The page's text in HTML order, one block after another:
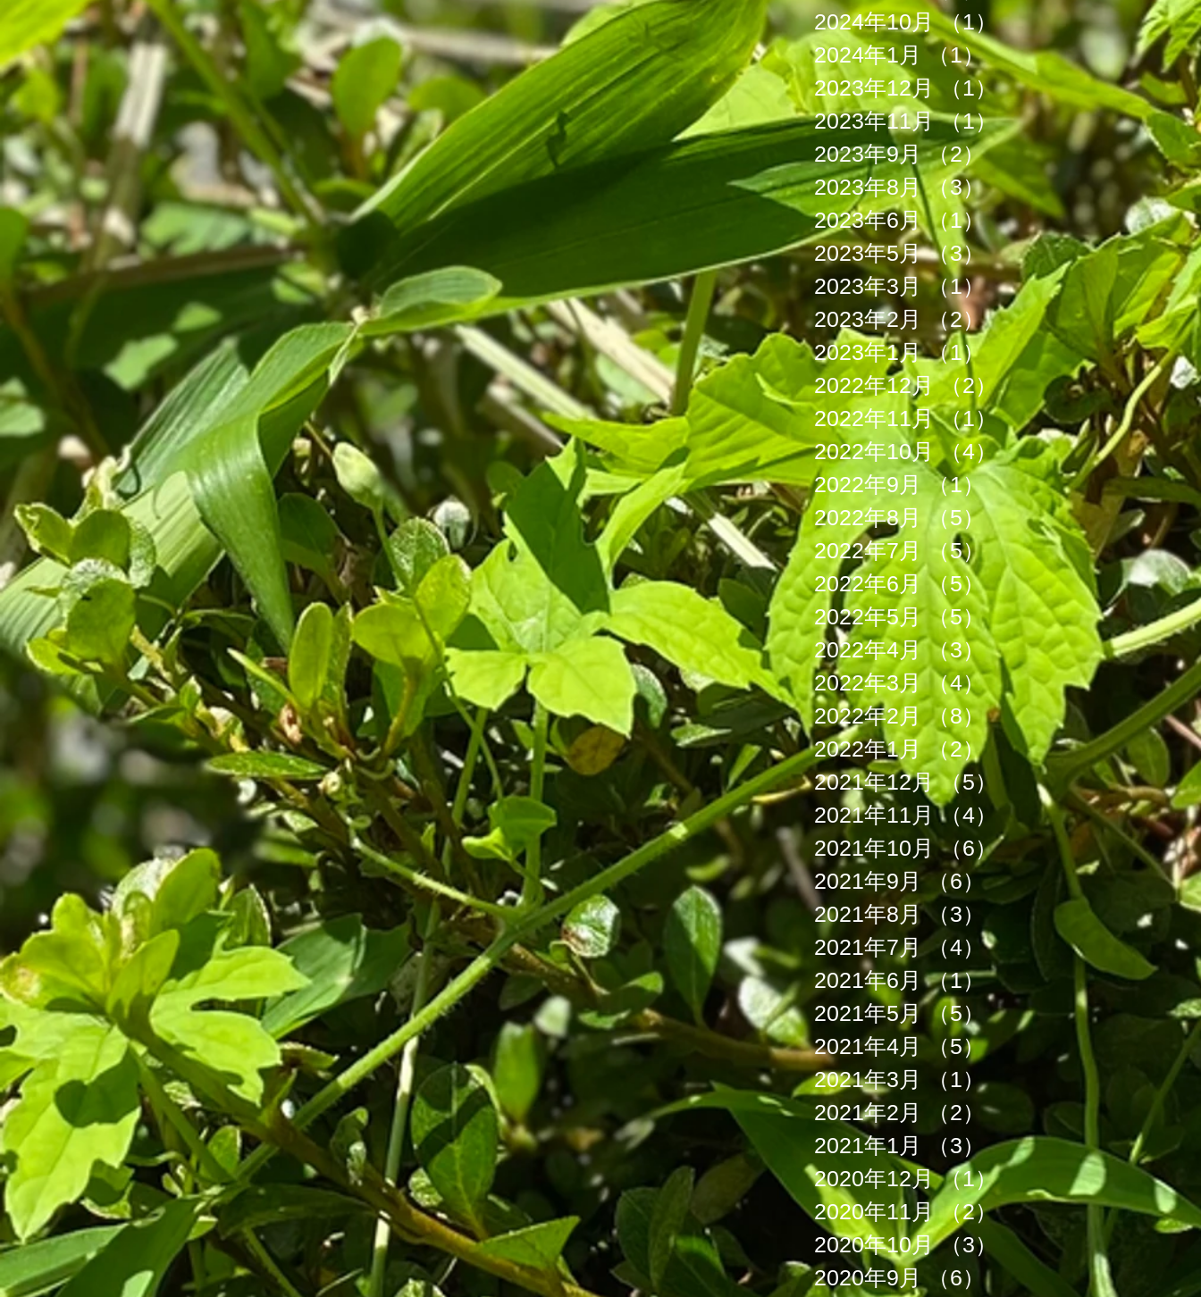
2024年10月 （1）1件の記事
2024年1月 （1）1件の記事
2023年12月 （1）1件の記事
2023年11月 （1）1件の記事
2023年9月 （2）2件の記事
2023年8月 （3）3件の記事
2023年6月 （1）1件の記事
2023年5月 （3）3件の記事
2023年3月 （1）1件の記事
2023年2月
（2）2件の記事
2023年1月 （1）1件の記事
2022年12月 （2）2件の記事
2022年11月 （1）1件の記事
2022年10月 （4）4件の記事
2022年9月 （1）1件の記事
2022年8月 （5）5件の記事
2022年7月 （5）5件の記事
2022年6月 （5）5件の記事
2022年5月 （5）5件の記事
2022年4月 （3）3件の記事
2022年3月 （4）4件の記事
2022年2月 （8）8件の記事
2022年1月 （2）2件の記事
2021年12月 （5） 5件の記事
2021年11月 （4）4件の記事
2021年10月 （6）6件の記事
2021年9月 （6）6件の記事
2021年8月 （3）
3件の記事
2021年7月 （4）4件の記事
2021年6月 （1）1件の記事
2021年5月 （5） 5件の記事
2021年4月 （5）5件の記事
2021年3月
（1）1件の記事
2021年2月
（2）2件の記事
2021年1月
（3）3件の記事
2020年12月 （1）1件の記事
2020年11月 （2）2件の記事
2020年10月 （3）
3件の記事
2020年9月
（6） 6件の記事